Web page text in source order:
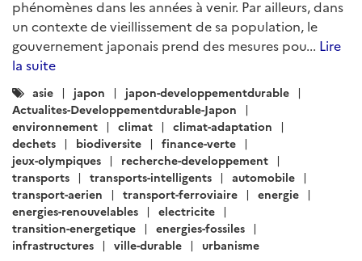
ARTICLE
Centrales à charbon : politique
d’export du Japon